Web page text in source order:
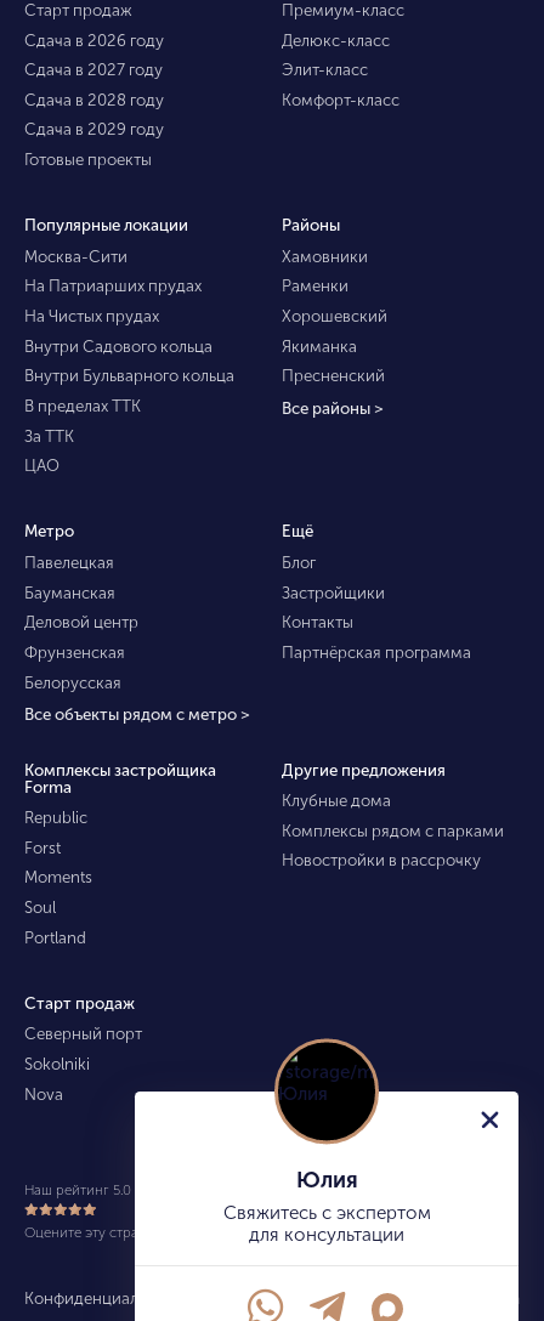
Старт продаж
Сдача в 2026 году
Сдача в 2027 году
Сдача в 2028 году
Сдача в 2029 году
Готовые проекты
Премиум-класс
Делюкс-класс
Элит-класс
Комфорт-класс
Популярные локации
Москва-Сити
На Патриарших прудах
На Чистых прудах
Внутри Садового кольца
Внутри Бульварного кольца
В пределах ТТК
За ТТК
ЦАО
Районы
Хамовники
Раменки
Хорошевский
Якиманка
Пресненский
Все районы >
Метро
Павелецкая
Бауманская
Деловой центр
Фрунзенская
Белорусская
Все объекты рядом с метро >
Ещё
Блог
Застройщики
Контакты
Партнёрская программа
Комплексы застройщика
Forma
Republic
Forst
Moments
Soul
Portland
Другие предложения
Клубные дома
Комплексы рядом с парками
Новостройки в рассрочку
Старт продаж
Северный порт
Sokolniki
Nova
Конфиденциальность Карта сайта info@kupitekvartiru.com
Наш рейтинг 5.0 из 5 (490)
Оцените эту страницу
Юлия
Свяжитесь с экспертом
для консультации